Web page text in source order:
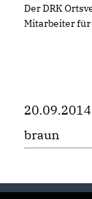
Der DRK
Mitarbeiter
braun